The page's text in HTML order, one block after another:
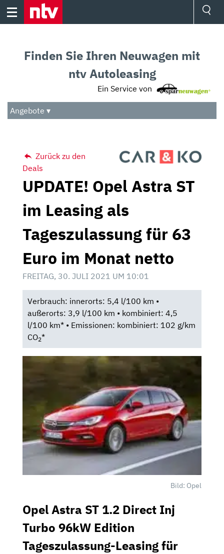
Skip
Audio
Das Beste
Finden Sie Ihren Neuwagen mit
ntv Autoleasing
Ein Service von
Angebote ▾
Zurück zu den
Deals
UPDATE! Opel Astra ST
im Leasing als
Tageszulassung für 63
Euro im Monat netto
FREITAG, 30. JULI 2021 UM 10:01
Verbrauch: innerorts: 5,4 l/100 km •
außerorts: 3,9 l/100 km • kombiniert: 4,5
l/100 km* • Emissionen: kombiniert: 102 g/km
CO2*
Bild: Opel
Opel Astra ST 1.2 Direct Inj
Turbo 96kW Edition
Tageszulassung-Leasing für